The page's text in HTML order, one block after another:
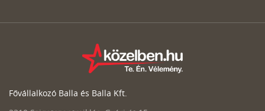
Fővállalkozó Balla és Balla Kft.